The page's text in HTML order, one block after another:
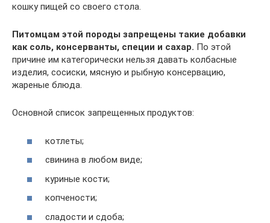
кошку пищей со своего стола.
Питомцам этой породы запрещены такие добавки
как соль, консерванты, специи и сахар. По этой
причине им категорически нельзя давать колбасные
изделия, сосиски, мясную и рыбную консервацию,
жареные блюда.
Основной список запрещенных продуктов:
котлеты;
свинина в любом виде;
куриные кости;
копчености;
сладости и сдоба;